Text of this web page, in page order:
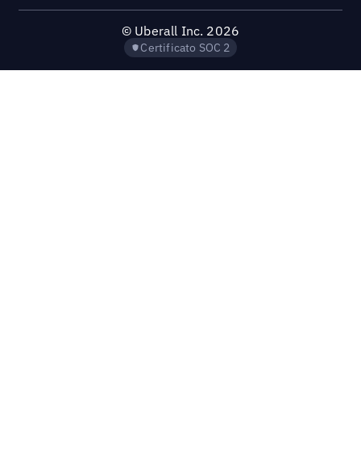
© Uberall Inc. 2026
Certificato SOC 2